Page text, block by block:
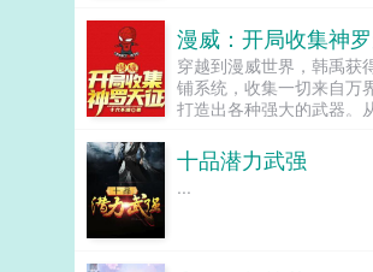
水起。励志考上医科大学
猪吃老虎的装叉人生。...
漫威：开局收集神
穿越到漫威世界，韩禹获
铺系统，收集一切来自万
打造出各种强大的武器。
锤子在我这连打铁的工具
钢铁侠斯塔克绿灯戒指？
方舟反应堆还强的能量源
十品潜力武强
...